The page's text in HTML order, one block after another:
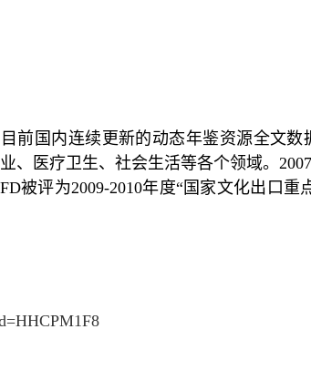
前国内连续更新的动态年鉴资源全文
、医疗卫生、社会生活等各个领域。
被评为2009-2010年度“国家文化出口